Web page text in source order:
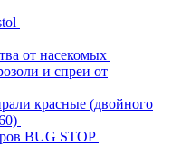
от насекомых
и спреи от
красные (двойного
BUG STOP